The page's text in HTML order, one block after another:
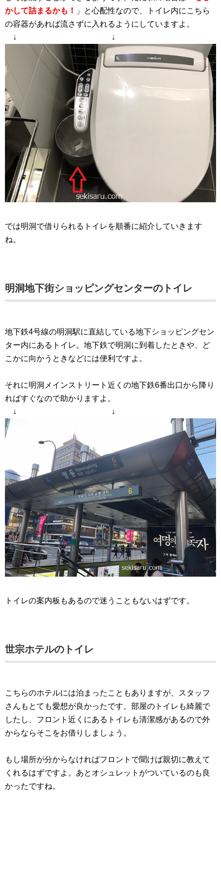
かして詰まるかも！
」と心配性なので、トイレ内にこちら
の容器があれば流さずに入れるようにしていますよ。
↓ ↓
では明洞で借りられるトイレを順番に紹介していきます
ね。
明洞地下街ショッピングセンターのトイレ
地下鉄4号線の明洞駅に直結している地下ショッピングセン
ター内にあるトイレ。地下鉄で明洞に到着したときや、ど
こかに向かうときなどには便利ですよ。
それに明洞メインストリート近くの地下鉄6番出口から降り
ればすぐなので助かりますよ。
↓ ↓
トイレの案内板もあるので迷うこともないはずです。
世宗ホテルのトイレ
こちらのホテルには泊まったこともありますが、スタッフ
さんもとても愛想が良かったです。部屋のトイレも綺麗で
したし、フロント近くにあるトイレも清潔感があるので外
からならそこをお借りしましょう。
もし場所が分からなければフロントで聞けば親切に教えて
くれるはずですよ。あとオシュレットがついているのも良
かったですね。